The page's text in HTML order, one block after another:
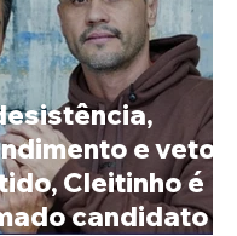
e veto
Cleitinho é
candidato ao